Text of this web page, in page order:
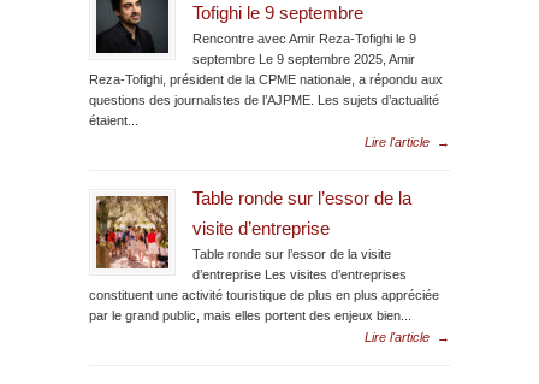
Tofighi le 9 septembre
Rencontre avec Amir Reza-Tofighi le 9
septembre Le 9 septembre 2025, Amir
Reza-Tofighi, président de la CPME nationale, a répondu aux
questions des journalistes de l’AJPME. Les sujets d’actualité
étaient...
Lire l'article
→
Table ronde sur l’essor de la
visite d’entreprise
Table ronde sur l’essor de la visite
d’entreprise Les visites d’entreprises
constituent une activité touristique de plus en plus appréciée
par le grand public, mais elles portent des enjeux bien...
Lire l'article
→